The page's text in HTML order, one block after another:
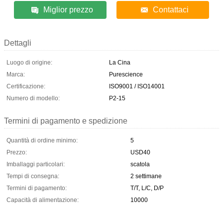
Miglior prezzo Contattaci
Dettagli
Luogo di origine:
La Cina
Marca:
Purescience
Certificazione:
ISO9001 / ISO14001
Numero di modello:
P2-15
Termini di pagamento e spedizione
Quantità di ordine minimo:
5
Prezzo:
USD40
Imballaggi particolari:
scatola
Tempi di consegna:
2 settimane
Termini di pagamento:
T/T, L/C, D/P
Capacità di alimentazione:
10000